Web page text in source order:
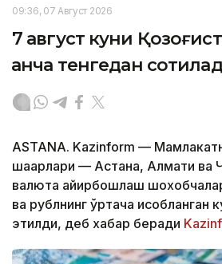
09:36, 07 Август 2026
7 август куни
қанча тенгедан
ASTANA. Kazinform —
шаҳарлари — Астана, Алмати ва
валюта айирбошлаш
ва рублнинг ўртача ҳисобланган
этилди, деб хабар беради